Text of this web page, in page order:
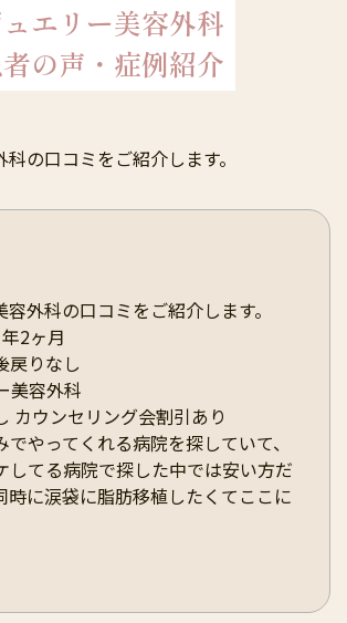
エリー美容外科
の声・症例紹介
の口コミをご紹介します。
外科の口コミをご紹介します。
2ヶ月
戻りなし
美容外科
カウンセリング会割引あり
でやってくれる病院を探していて、
してる病院で探した中では安い方だ
時に涙袋に脂肪移植したくてここに